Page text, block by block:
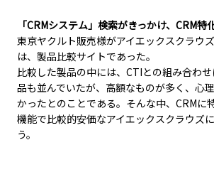
「CRMシステム」検索がきっかけ、CRM特
東京ヤクルト販売様がアイエックスクラウ
は、製品比較サイトであった。
比較した製品の中には、CTIとの組み合わ
品も並んでいたが、高額なものが多く、心
かったとのことである。そんな中、CRMに
機能で比較的安価なアイエックスクラウズ
う。